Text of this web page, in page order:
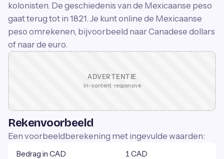
kolonisten. De geschiedenis van de Mexicaanse peso
gaat terug tot in 1821. Je kunt online de Mexicaanse
peso omrekenen, bijvoorbeeld naar Canadese dollars
of naar de euro.
ADVERTENTIE
In-content · responsive
Rekenvoorbeeld
Een voorbeeldberekening met ingevulde waarden:
Bedrag in CAD 1 CAD